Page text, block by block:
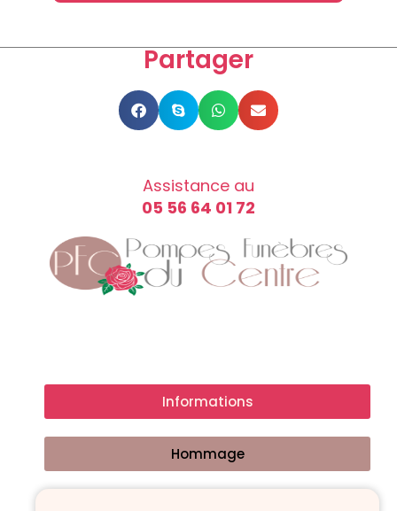
Partager
Assistance au
05 56 64 01 72
Informations
Hommage